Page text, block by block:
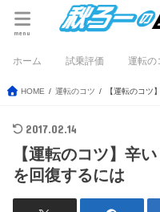
menu
ホーム 試乗評価 運転の
HOME 運転のコツ 【運転のコツ
2017.02.14
【運転のコツ】辛
を回復するには